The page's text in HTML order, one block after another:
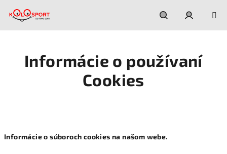
Hľadať
Informácie o používaní
Cookies
Informácie o súboroch cookies na našom webe.